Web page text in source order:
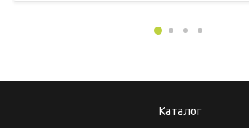
Каталог